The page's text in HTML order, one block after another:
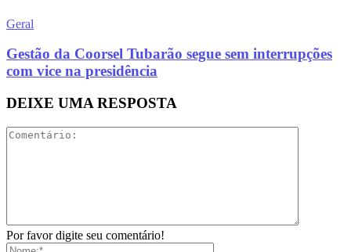
Geral
Gestão da Coorsel Tubarão segue sem interrupções
com vice na presidência
DEIXE UMA RESPOSTA
Por favor digite seu comentário!